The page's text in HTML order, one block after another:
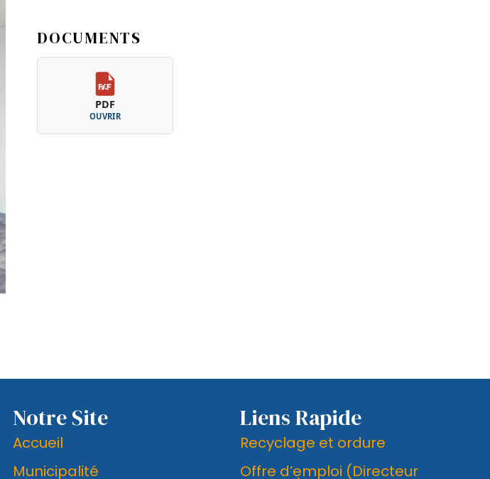
DOCUMENTS
PDF
OUVRIR
Notre Site
Accueil
Municipalité
Liens Rapide
Recyclage et ordure
Offre d’emploi (Directeur